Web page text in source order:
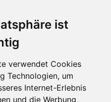
ist
verwendet Cookies
Technologien, um
Internet-Erlebnis
und die Werbung,